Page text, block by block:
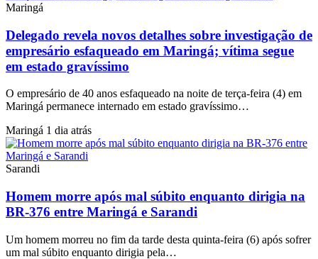
Maringá
Delegado revela novos detalhes sobre investigação de
empresário esfaqueado em Maringá; vítima segue
em estado gravíssimo
O empresário de 40 anos esfaqueado na noite de terça-feira (4) em
Maringá permanece internado em estado gravíssimo…
Maringá 1 dia atrás
Sarandi
Homem morre após mal súbito enquanto dirigia na
BR-376 entre Maringá e Sarandi
Um homem morreu no fim da tarde desta quinta-feira (6) após sofrer
um mal súbito enquanto dirigia pela…